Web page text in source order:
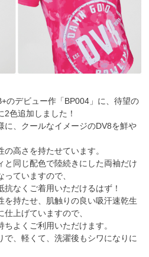
のデビュー作「BP004」に、待望の
色追加しました！
に、クールなイメージのDV8を鮮や
高さを持たせています。
と同じ配色で陸続きにした両袖だけ
ていますので、
なくご着用いただけるはず！
を持たせ、肌触りの良い吸汗速乾生
上げていますので、
よくご利用いただけます。
、軽くて、洗濯後もシワになりに